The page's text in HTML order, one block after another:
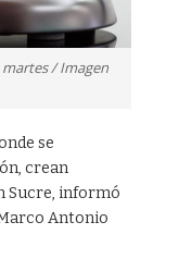
/ Imagen
se
crean
Sucre, informó
Antonio